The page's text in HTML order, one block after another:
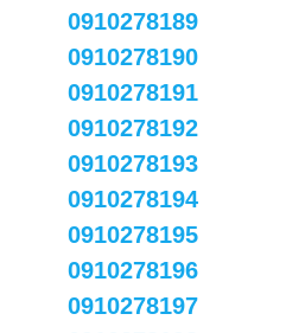
0910278189
0910278190
0910278191
0910278192
0910278193
0910278194
0910278195
0910278196
0910278197